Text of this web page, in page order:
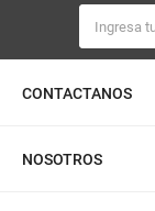
CONTACTANOS
NOSOTROS